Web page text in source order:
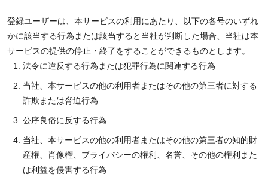
登録ユーザーは、本サービスの利用にあたり、以下の各号のいずれ
かに該当する行為または該当すると当社が判断した場合、当社は本
サービスの提供の停止・終了をすることができるものとします。
法令に違反する行為または犯罪行為に関連する行為
当社、本サービスの他の利用者またはその他の第三者に対する
詐欺または脅迫行為
公序良俗に反する行為
当社、本サービスの他の利用者またはその他の第三者の知的財
産権、肖像権、プライバシーの権利、名誉、その他の権利また
は利益を侵害する行為